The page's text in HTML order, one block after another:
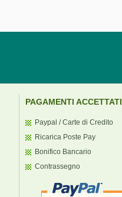
PAGAMENTI ACCETTATI
Paypal / Carte di Credito
Ricarica Poste Pay
Bonifico Bancario
Contrassegno